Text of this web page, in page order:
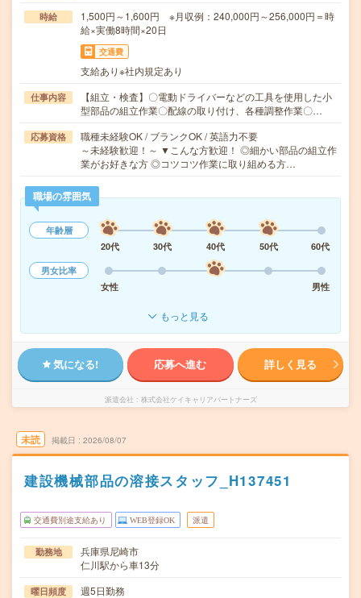
時給
1,500円～1,600円 ※月収例：240,000円～256,000円＝時
給×実働8時間×20日
交通費
支給あり※社内規定あり
仕事内容
【組立・検査】〇電動ドライバーなどの工具を使用した小
型部品の組立作業〇配線の取り付け、各種調整作業〇…
応募資格
職種未経験OK / ブランクOK / 英語力不要
～未経験歓迎！～ ▼こんな方歓迎！ ◎細かい部品の組立作
業がお好きな方 ◎コツコツ作業に取り組める方…
職場の雰囲気
年齢層
20代
30代 40代 50代
60代
男女比率
女性
男性
もっと見る
気になる! 応募へ進む 詳しく見る
派遣会社 株式会社ケイキャリアパートナーズ
未読 掲載日 2026/08/07
建設機械部品の溶接スタッフ_H137451
交通費別途支給あり WEB登録OK 派遣
勤務地
兵庫県尼崎市
仁川駅から車13分
曜日頻度 週5日勤務